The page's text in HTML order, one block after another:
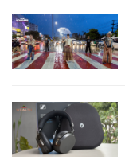
โดยวัสดุที่คาดว่าจ
ในห้องปฏิบัติการทา
วด์ และได้รับการคัด
3. แบตเตอรี่รูปแ
การใช้พลังงานของ